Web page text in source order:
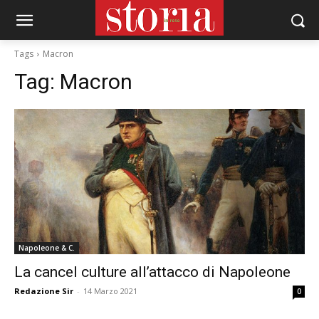
Tags Macron
Tag: Macron
Napoleone & C.
La cancel culture all’attacco di Napoleone
Redazione Sir - 14 Marzo 2021 0